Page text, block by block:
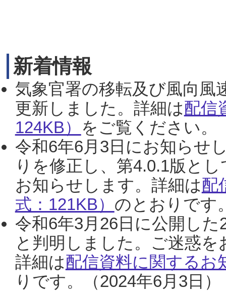
新着情報
気象官署の移転及び風向風
更新しました。詳細は配信
124KB） をご覧ください。
令和6年6月3日にお知らせ
りを修正し、第4.0.1版と
お知らせします。詳細は配
式：121KB） のとおりです
令和6年3月26日に公開し
と判明しました。ご迷惑
詳細は配信資料に関するお
りです。（2024年6月3日）